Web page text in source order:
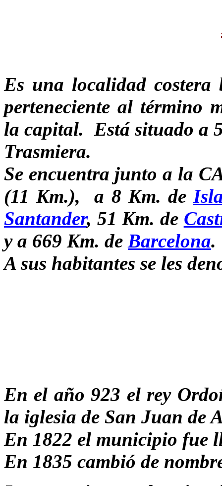
Es una localidad
perteneciente al término
la capital. Está situado a
Trasmiera.
Se encuentra junto a la
(11 Km.), a 8 Km. de
Santander, 51 Km. de
y a 669 Km. de Barcelona.
A sus habitantes se les
En el año 923 el rey
la iglesia de San Juan de
En 1822 el municipio fue
En 1835 cambió de